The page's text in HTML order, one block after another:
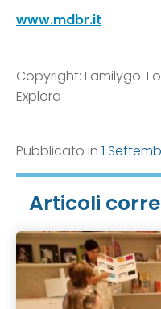
www.mdbr.it
Copyright: Familygo.
Explora
Pubblicato in 1
Articoli